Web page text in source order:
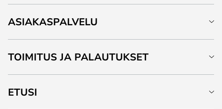
ASIAKASPALVELU
TOIMITUS JA PALAUTUKSET
ETUSI